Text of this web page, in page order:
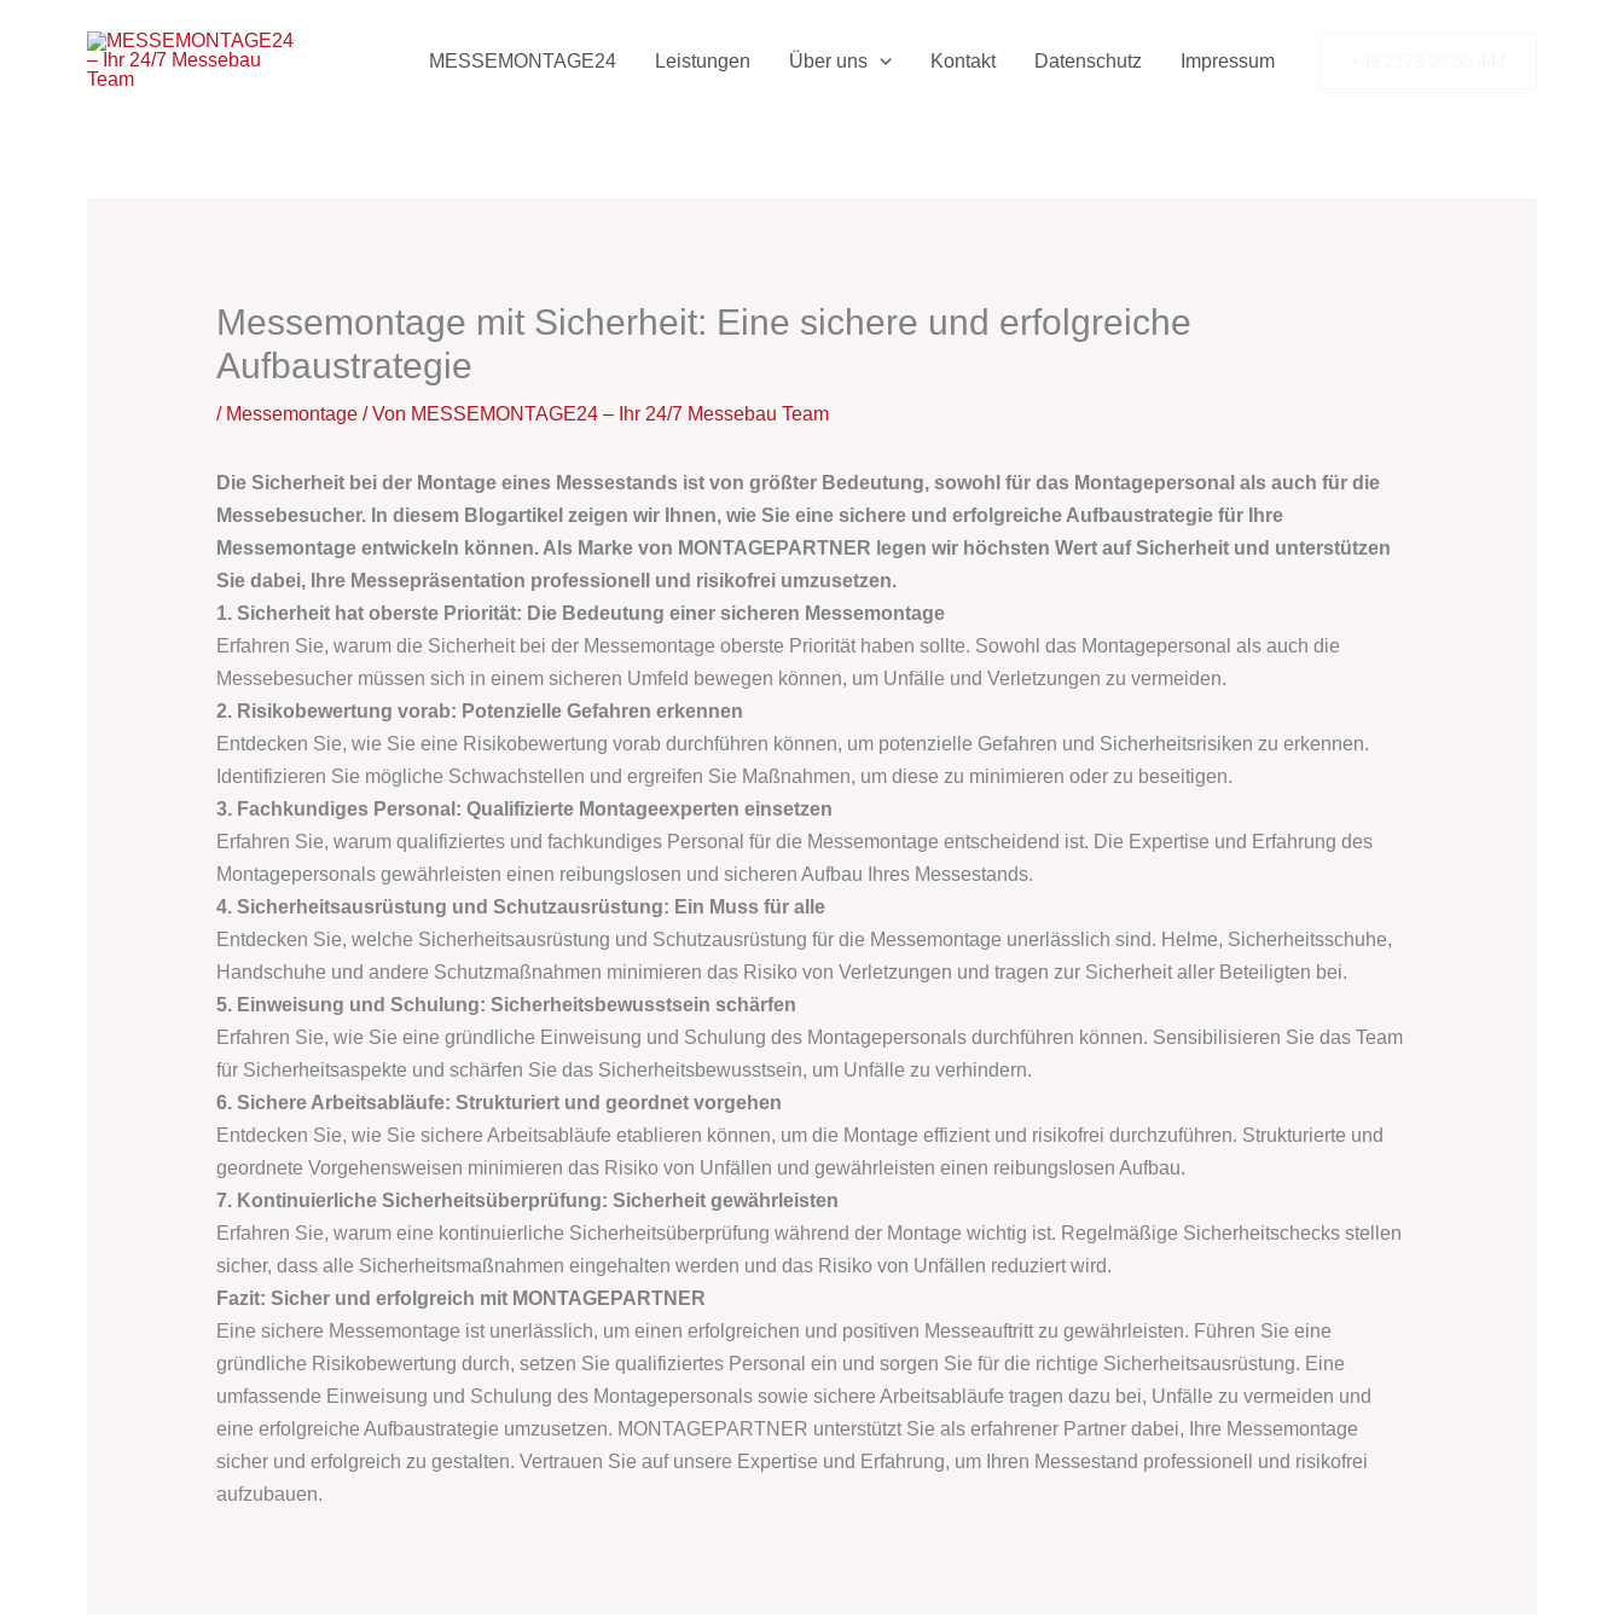
MESSEMONTAGE24 Leistungen Über uns Kontakt Datenschutz Impressum
Messemontage mit Sicherheit: Eine sichere und erfolgreiche
Aufbaustrategie
/ Messemontage/ Von MESSEMONTAGE24 – Ihr 24/7 Messebau Team
Die Sicherheit bei der Montage eines Messestands ist von größter Bedeutung, sowohl für das Montagepersonal als auch für die
Messebesucher. In diesem Blogartikel zeigen wir Ihnen, wie Sie eine sichere und erfolgreiche Aufbaustrategie für Ihre
Messemontage entwickeln können. Als Marke von MONTAGEPARTNER legen wir höchsten Wert auf Sicherheit und unterstützen
Sie dabei, Ihre Messepräsentation professionell und risikofrei umzusetzen.
1. Sicherheit hat oberste Priorität: Die Bedeutung einer sicheren Messemontage
Erfahren Sie, warum die Sicherheit bei der Messemontage oberste Priorität haben sollte. Sowohl das Montagepersonal als auch die
Messebesucher müssen sich in einem sicheren Umfeld bewegen können, um Unfälle und Verletzungen zu vermeiden.
2. Risikobewertung vorab: Potenzielle Gefahren erkennen
Entdecken Sie, wie Sie eine Risikobewertung vorab durchführen können, um potenzielle Gefahren und Sicherheitsrisiken zu erkennen.
Identifizieren Sie mögliche Schwachstellen und ergreifen Sie Maßnahmen, um diese zu minimieren oder zu beseitigen.
3. Fachkundiges Personal: Qualifizierte Montageexperten einsetzen
Erfahren Sie, warum qualifiziertes und fachkundiges Personal für die Messemontage entscheidend ist. Die Expertise und Erfahrung des
Montagepersonals gewährleisten einen reibungslosen und sicheren Aufbau Ihres Messestands.
4. Sicherheitsausrüstung und Schutzausrüstung: Ein Muss für alle
Entdecken Sie, welche Sicherheitsausrüstung und Schutzausrüstung für die Messemontage unerlässlich sind. Helme, Sicherheitsschuhe,
Handschuhe und andere Schutzmaßnahmen minimieren das Risiko von Verletzungen und tragen zur Sicherheit aller Beteiligten bei.
5. Einweisung und Schulung: Sicherheitsbewusstsein schärfen
Erfahren Sie, wie Sie eine gründliche Einweisung und Schulung des Montagepersonals durchführen können. Sensibilisieren Sie das Team
für Sicherheitsaspekte und schärfen Sie das Sicherheitsbewusstsein, um Unfälle zu verhindern.
6. Sichere Arbeitsabläufe: Strukturiert und geordnet vorgehen
Entdecken Sie, wie Sie sichere Arbeitsabläufe etablieren können, um die Montage effizient und risikofrei durchzuführen. Strukturierte und
geordnete Vorgehensweisen minimieren das Risiko von Unfällen und gewährleisten einen reibungslosen Aufbau.
7. Kontinuierliche Sicherheitsüberprüfung: Sicherheit gewährleisten
Erfahren Sie, warum eine kontinuierliche Sicherheitsüberprüfung während der Montage wichtig ist. Regelmäßige Sicherheitschecks stellen
sicher, dass alle Sicherheitsmaßnahmen eingehalten werden und das Risiko von Unfällen reduziert wird.
Fazit: Sicher und erfolgreich mit MONTAGEPARTNER
Eine sichere Messemontage ist unerlässlich, um einen erfolgreichen und positiven Messeauftritt zu gewährleisten. Führen Sie eine
gründliche Risikobewertung durch, setzen Sie qualifiziertes Personal ein und sorgen Sie für die richtige Sicherheitsausrüstung. Eine
umfassende Einweisung und Schulung des Montagepersonals sowie sichere Arbeitsabläufe tragen dazu bei, Unfälle zu vermeiden und
eine erfolgreiche Aufbaustrategie umzusetzen. MONTAGEPARTNER unterstützt Sie als erfahrener Partner dabei, Ihre Messemontage
sicher und erfolgreich zu gestalten. Vertrauen Sie auf unsere Expertise und Erfahrung, um Ihren Messestand professionell und risikofrei
aufzubauen.